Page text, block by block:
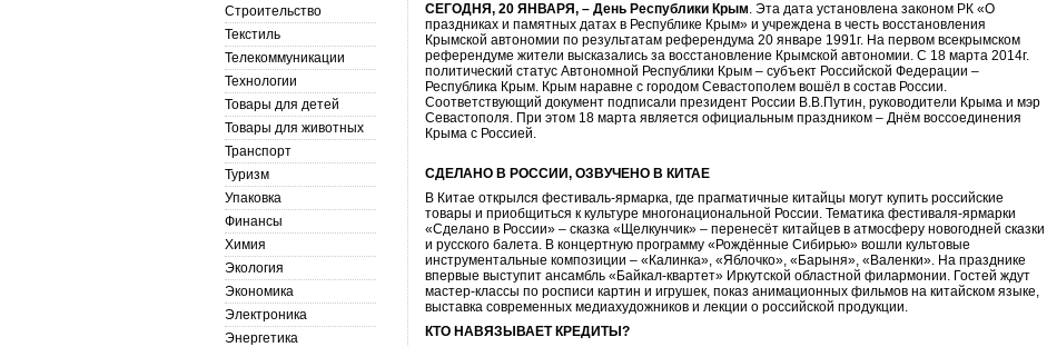
СЕГОДНЯ, 20 ЯНВАРЯ, – День Республики Крым. Эта дата установлена законом РК «О
праздниках и памятных датах в Республике Крым» и учреждена в честь восстановления
Крымской автономии по результатам референдума 20 январе 1991г. На первом всекрымском
референдуме жители высказались за восстановление Крымской автономии. С 18 марта 2014г.
политический статус Автономной Республики Крым – субъект Российской Федерации –
Республика Крым. Крым наравне с городом Севастополем вошёл в состав России.
Соответствующий документ подписали президент России В.В.Путин, руководители Крыма и мэр
Севастополя. При этом 18 марта является официальным праздником – Днём воссоединения
Крыма с Россией.
СДЕЛАНО В РОССИИ, ОЗВУЧЕНО В КИТАЕ
В Китае открылся фестиваль-ярмарка, где прагматичные китайцы могут купить российские
товары и приобщиться к культуре многонациональной России. Тематика фестиваля-ярмарки
«Сделано в России» – сказка «Щелкунчик» – перенесёт китайцев в атмосферу новогодней сказки
и русского балета. В концертную программу «Рождённые Сибирью» вошли культовые
инструментальные композиции – «Калинка», «Яблочко», «Барыня», «Валенки». На празднике
впервые выступит ансамбль «Байкал-квартет» Иркутской областной филармонии. Гостей ждут
мастер-классы по росписи картин и игрушек, показ анимационных фильмов на китайском языке,
выставка современных медиахудожников и лекции о российской продукции.
КТО НАВЯЗЫВАЕТ КРЕДИТЫ?
Строительство
Текстиль
Телекоммуникации
Технологии
Товары для детей
Товары для животных
Транспорт
Туризм
Упаковка
Финансы
Химия
Экология
Экономика
Электроника
Энергетика